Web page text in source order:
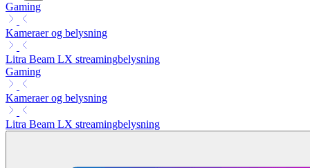
Gaming
Kameraer og belysning
Litra Beam LX streamingbelysning
Gaming
Kameraer og belysning
Litra Beam LX streamingbelysning